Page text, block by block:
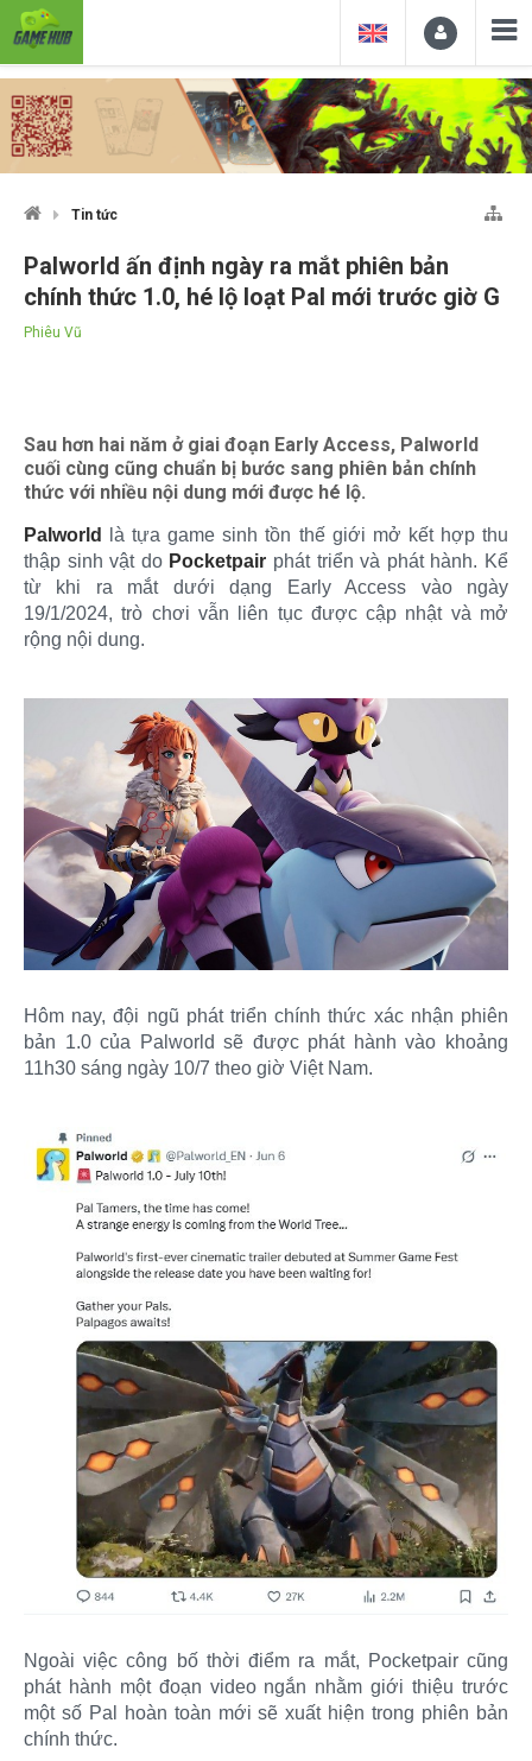
Tin tức
Palworld ấn định ngày ra mắt phiên bản
chính thức 1.0, hé lộ loạt Pal mới trước giờ G
Phiêu Vũ
Sau hơn hai năm ở giai đoạn Early Access, Palworld
cuối cùng cũng chuẩn bị bước sang phiên bản chính
thức với nhiều nội dung mới được hé lộ.
Palworld
là tựa game sinh tồn thế giới mở kết hợp thu
thập sinh vật do Pocketpair phát triển và phát hành. Kể
từ khi ra mắt dưới dạng Early Access vào ngày
19/1/2024, trò chơi vẫn liên tục được cập nhật và mở
rộng nội dung.
Hôm nay, đội ngũ phát triển chính thức xác nhận phiên
bản 1.0 của Palworld sẽ được phát hành vào khoảng
11h30 sáng ngày 10/7 theo giờ Việt Nam.
Ngoài việc công bố thời điểm ra mắt, Pocketpair cũng
phát hành một đoạn video ngắn nhằm giới thiệu trước
một số Pal hoàn toàn mới sẽ xuất hiện trong phiên bản
chính thức.